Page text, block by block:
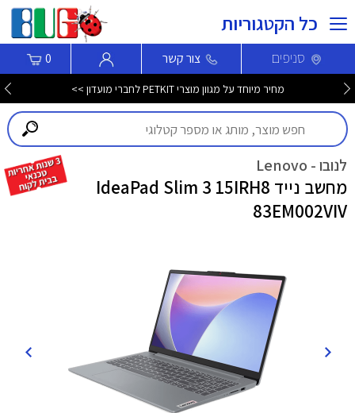
כל הקטגוריות
סניפים צור קשר 0
מחיר מיוחד על מגוון מוצרי PETKIT לחברי מועדון >>
לנובו - Lenovo
מחשב נייד IdeaPad Slim 3 15IRH8
83EM002VIV